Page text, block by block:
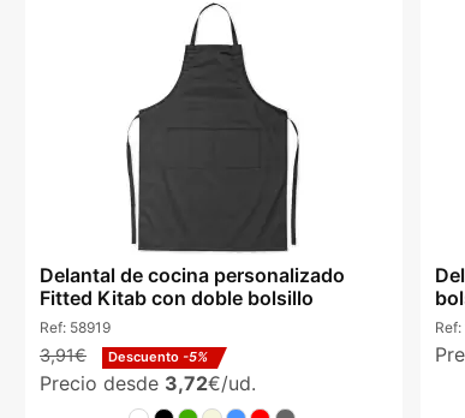
Delantal de cocina personalizado
Fitted Kitab con doble bolsillo
Ref: 58919
3,91€ Descuento -5%
Precio desde 3,72€/ud.
Ref: